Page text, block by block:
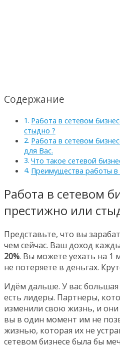
Содержание
Работа в сетевом
стыдно ?
Работа в сетевом
для Вас.
Что такое сетевой
Преимущества работы в
Работа в сетевом
престижно или
Представьте, что вы
чем сейчас. Ваш доход
20%. Вы можете уехать на 1
не потеряете в деньгах.
Идём дальше. У вас
есть лидеры. Партнеры,
изменили свою жизнь, и
вы в один момент им не
жизнью, которая их не
сетевом бизнесе была бы